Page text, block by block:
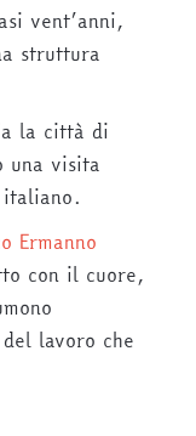
vent’anni,
struttura
la città di
una visita
Ermanno
con il cuore,
lavoro che